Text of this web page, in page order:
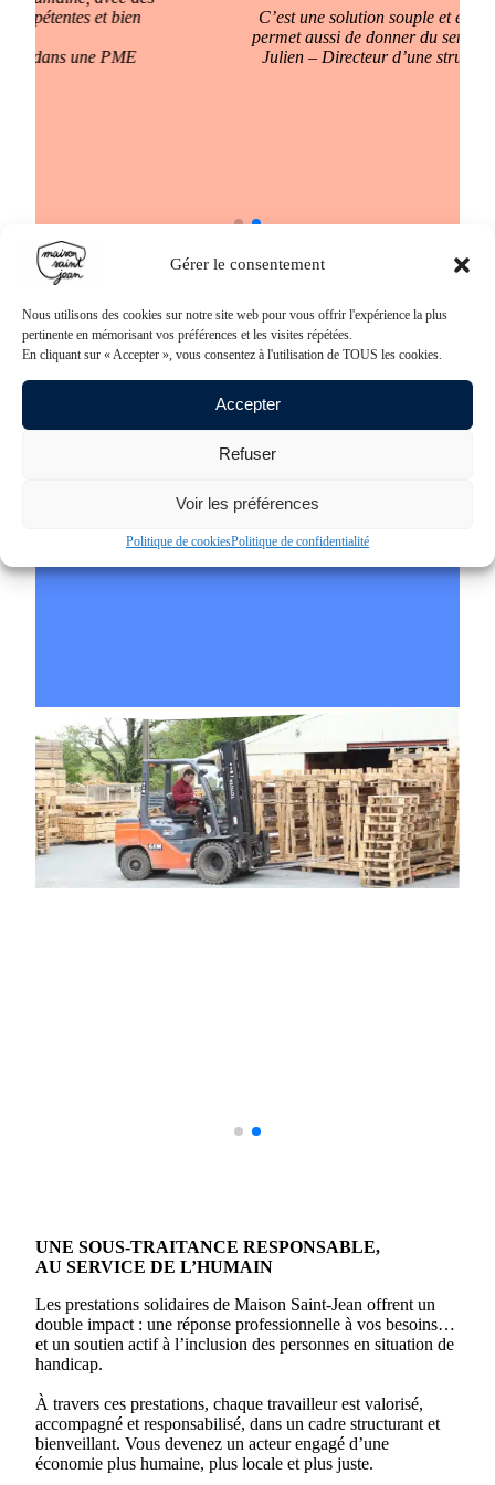
Gérer le consentement
Nous utilisons des cookies sur notre site web pour vous offrir l'expérience la plus
pertinente en mémorisant vos préférences et les visites répétées.
En cliquant sur « Accepter », vous consentez à l'utilisation de TOUS les cookies.
Accepter
Refuser
Voir les préférences
Politique de cookiesPolitique de confidentialité
C’est une solution souple et efficace, qui nous
permet aussi de donner du sens à notre activité.
Julien – Directeur d’une structure partenaire
COMPETENCES
Portage de repas,
Personnel de cuisine,
UNE SOUS-TRAITANCE RESPONSABLE,
AU SERVICE DE L’HUMAIN
Les prestations solidaires de Maison Saint-Jean offrent un
double impact : une réponse professionnelle à vos besoins…
et un soutien actif à l’inclusion des personnes en situation de
handicap.
À travers ces prestations, chaque travailleur est valorisé,
accompagné et responsabilisé, dans un cadre structurant et
bienveillant. Vous devenez un acteur engagé d’une
économie plus humaine, plus locale et plus juste.